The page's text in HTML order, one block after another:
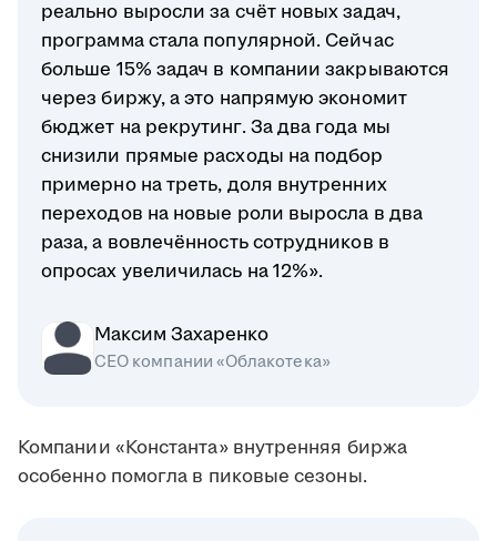
реально выросли за счёт новых задач,
программа стала популярной. Сейчас
больше 15% задач в компании закрываются
через биржу, а это напрямую экономит
бюджет на рекрутинг. За два года мы
снизили прямые расходы на подбор
примерно на треть, доля внутренних
переходов на новые роли выросла в два
раза, а вовлечённость сотрудников в
опросах увеличилась на 12%».
Максим Захаренко
СЕО компании «Облакотека»
Компании «Константа» внутренняя биржа
особенно помогла в пиковые сезоны.